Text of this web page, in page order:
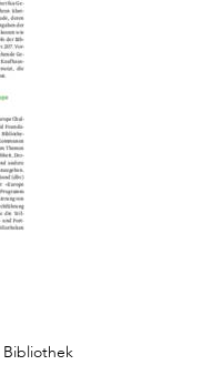
Bibliothek